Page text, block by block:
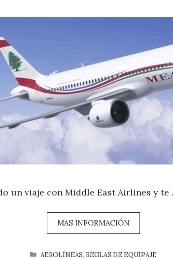
un viaje con Middle East Airlines y te
MAS INFORMACIÓN
CATEGORÍAS
AEROLÍNEAS, REGLAS DE EQUIPAJE